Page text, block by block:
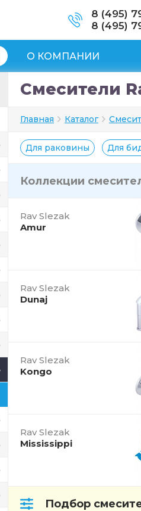
8 (495)
8 (495)
О КОМПАНИИ
Смесители
Главная Каталог
Для раковины Для
Коллекции
Rav Slezak
Amur
Rav Slezak
Dunaj
Rav Slezak
Kongo
Rav Slezak
Mississippi
Подбор